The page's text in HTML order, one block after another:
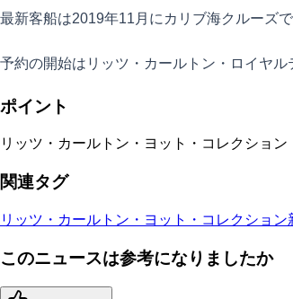
最新客船は2019年11月にカリブ海クルーズ
予約の開始はリッツ・カールトン・ロイヤ
ポイント
リッツ・カールトン・ヨット・コレクショ
関連タグ
リッツ・カールトン・ヨット・コレクション
このニュースは参考になりましたか